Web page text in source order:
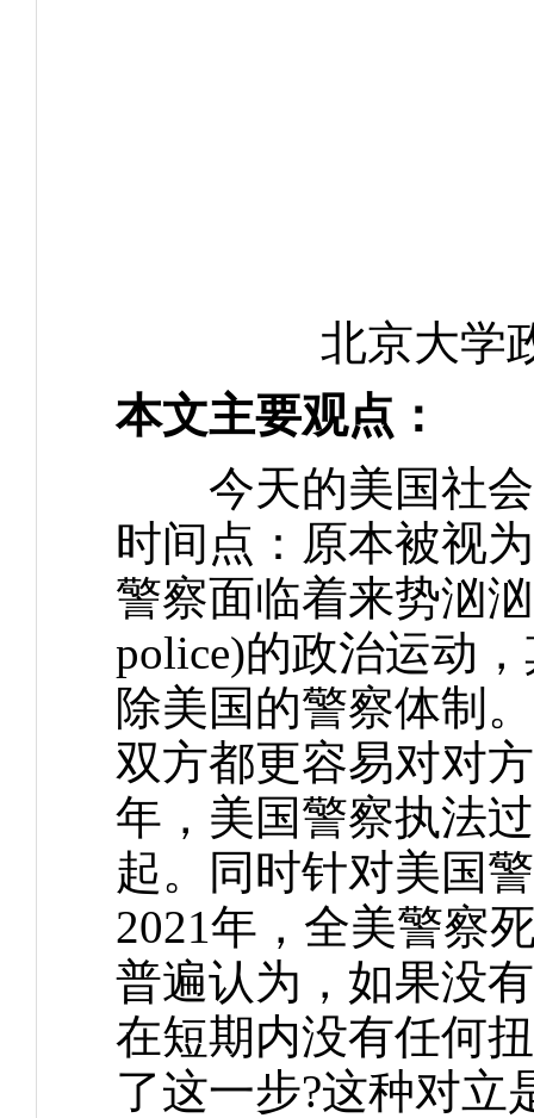
北京大学
本文主要观点：
今天的美国社会
时间点：原本被视
警察面临着来势汹
police)的政治运动
除美国的警察体制
双方都更容易对对
年，美国警察执法
起。同时针对美国
2021年，全美警察
普遍认为，如果没
在短期内没有任何
了这一步?这种对立